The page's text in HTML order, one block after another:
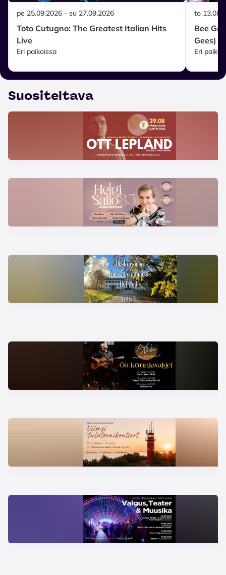
pe 25.09.2026 - su 27.09.2026
Toto Cutugno: The Greatest Italian Hits
Live
Eri paikoissa
to
Bee
Gees)
Eri
Suositeltava